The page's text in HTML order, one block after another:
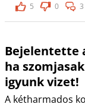
5
0 3
Bejelentette
ha
igyunk vizet!
A kétharmados